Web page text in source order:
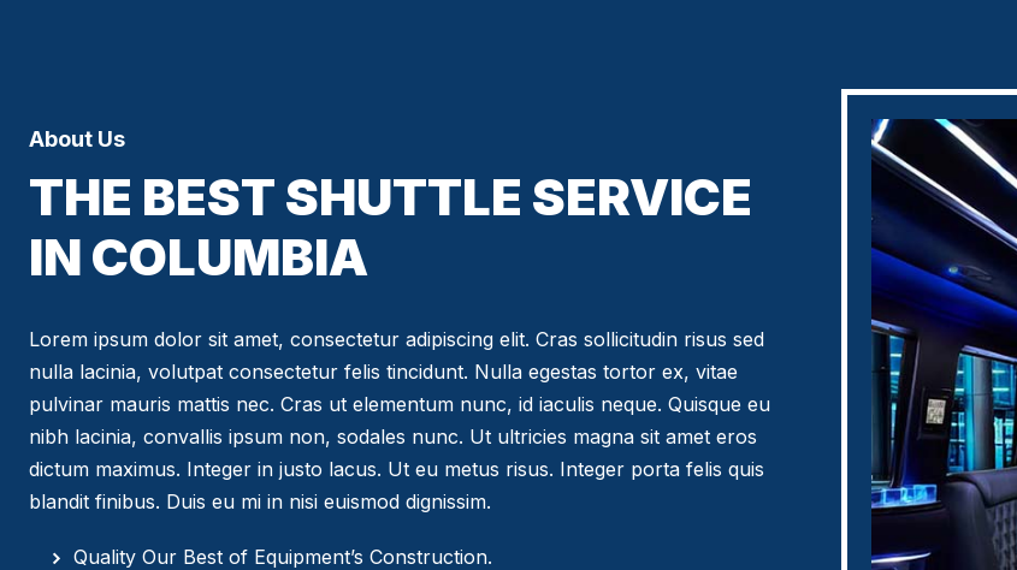
About Us
THE BEST SHUTTLE SERVICE
IN COLUMBIA
Lorem ipsum dolor sit amet, consectetur adipiscing elit. Cras sollicitudin risus sed
nulla lacinia, volutpat consectetur felis tincidunt. Nulla egestas tortor ex, vitae
pulvinar mauris mattis nec. Cras ut elementum nunc, id iaculis neque. Quisque eu
nibh lacinia, convallis ipsum non, sodales nunc. Ut ultricies magna sit amet eros
dictum maximus. Integer in justo lacus. Ut eu metus risus. Integer porta felis quis
blandit finibus. Duis eu mi in nisi euismod dignissim.
Quality Our Best of Equipment’s Construction.